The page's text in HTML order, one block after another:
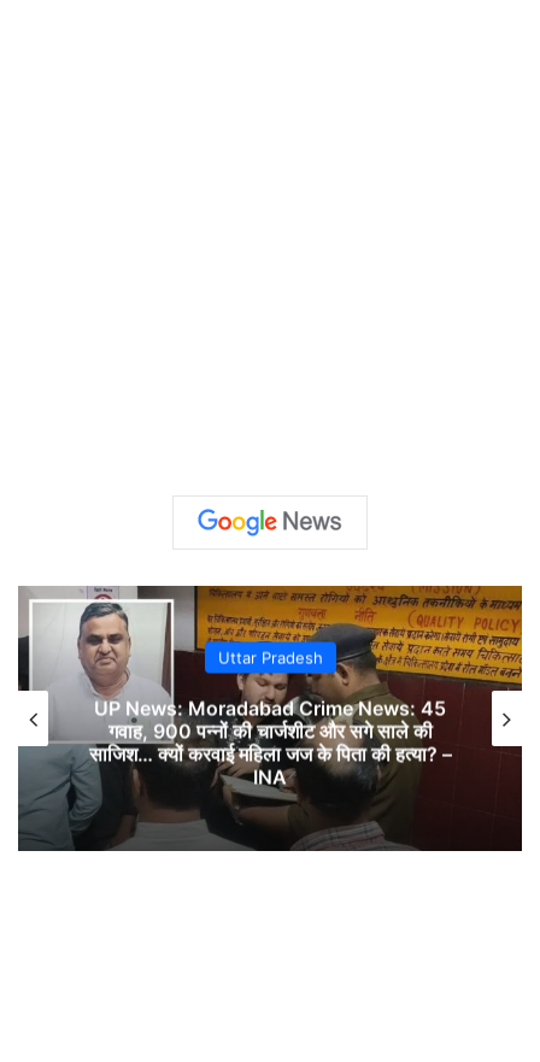
Uttar Pradesh
UP News: Moradabad Crime News: 45
गवाह, 900 पन्नों की चार्जशीट और सगे साले की
साजिश… क्यों करवाई महिला जज के पिता की हत्या? –
INA